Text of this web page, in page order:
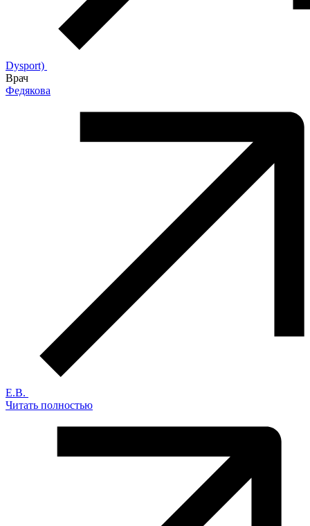
Dysport)
Врач
Федякова
Е.В.
Читать полностью